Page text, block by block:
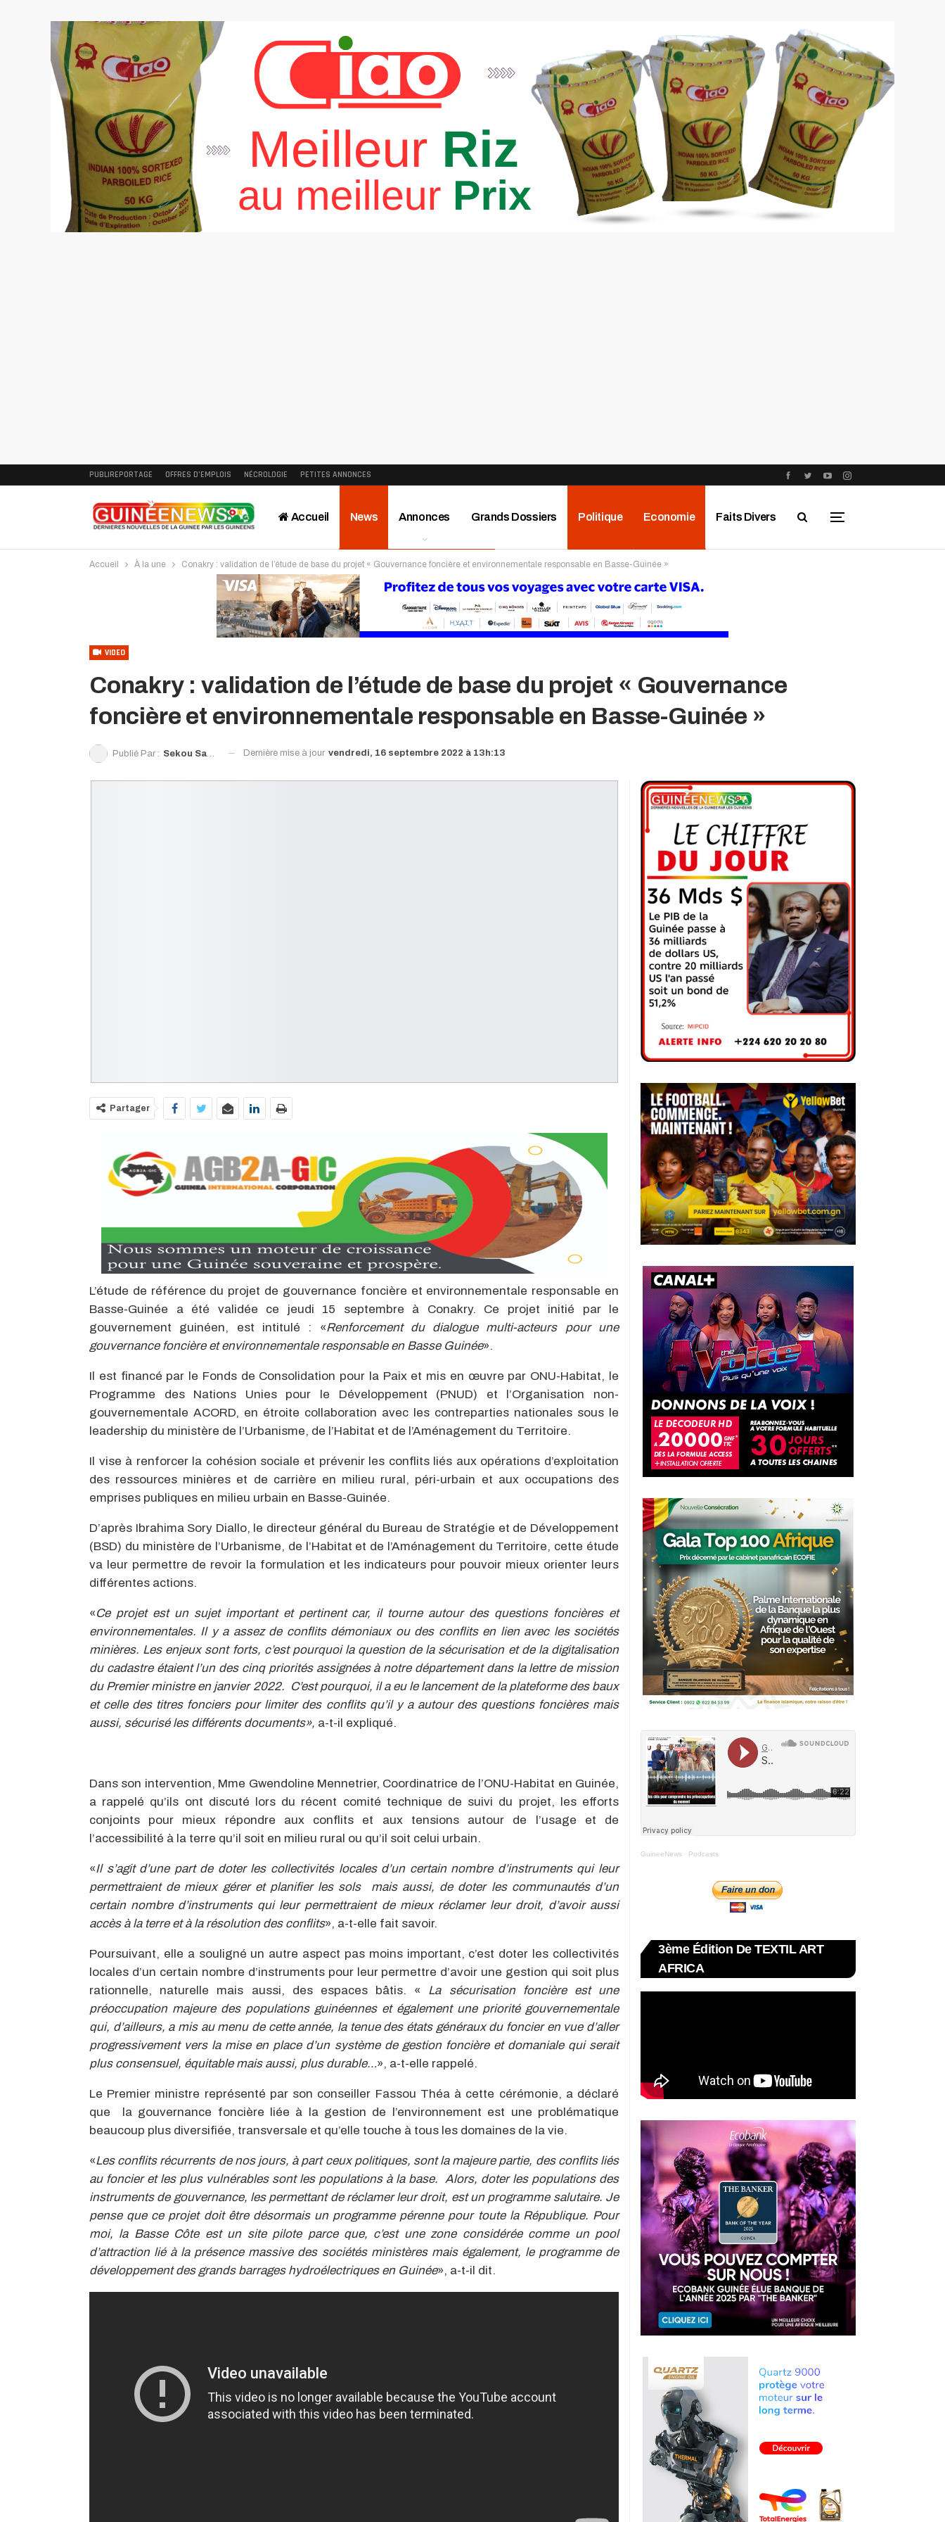
PUBLIREPORTAGE OFFRES D’EMPLOIS NÉCROLOGIE PETITES ANNONCES
Accueil News Annonces Grands Dossiers Politique Economie Faits Divers
Interviews Publireportage Région
Accueil À la une Conakry : validation de l’étude de base du projet « Gouvernance foncière et environnementale responsable en Basse-Guinée »
VIDEO
Conakry : validation de l’étude de base du projet « Gouvernance
foncière et environnementale responsable en Basse-Guinée »
Publié Par : Sekou Sanoh Dernière mise à jour vendredi, 16 septembre 2022 à 13h:13
Partager
L’étude de référence du projet de gouvernance foncière et environnementale responsable en
Basse-Guinée a été validée ce jeudi 15 septembre à Conakry. Ce projet initié par le
gouvernement guinéen, est intitulé : «Renforcement du dialogue multi-acteurs pour une
gouvernance foncière et environnementale responsable en Basse Guinée».
Il est financé par le Fonds de Consolidation pour la Paix et mis en œuvre par ONU-Habitat, le
Programme des Nations Unies pour le Développement (PNUD) et l’Organisation non-
gouvernementale ACORD, en étroite collaboration avec les contreparties nationales sous le
leadership du ministère de l’Urbanisme, de l’Habitat et de l’Aménagement du Territoire.
Il vise à renforcer la cohésion sociale et prévenir les conflits liés aux opérations d’exploitation
des ressources minières et de carrière en milieu rural, péri-urbain et aux occupations des
emprises publiques en milieu urbain en Basse-Guinée.
D’après Ibrahima Sory Diallo, le directeur général du Bureau de Stratégie et de Développement
(BSD) du ministère de l’Urbanisme, de l’Habitat et de l’Aménagement du Territoire, cette étude
va leur permettre de revoir la formulation et les indicateurs pour pouvoir mieux orienter leurs
différentes actions.
«Ce projet est un sujet important et pertinent car, il tourne autour des questions foncières et
environnementales. Il y a assez de conflits démoniaux ou des conflits en lien avec les sociétés
minières. Les enjeux sont forts, c’est pourquoi la question de la sécurisation et de la digitalisation
du cadastre étaient l’un des cinq priorités assignées à notre département dans la lettre de mission
du Premier ministre en janvier 2022. C’est pourquoi, il a eu le lancement de la plateforme des baux
et celle des titres fonciers pour limiter des conflits qu’il y a autour des questions foncières mais
aussi, sécurisé les différents documents», a-t-il expliqué.
Dans son intervention, Mme Gwendoline Mennetrier, Coordinatrice de l’ONU-Habitat en Guinée,
a rappelé qu’ils ont discuté lors du récent comité technique de suivi du projet, les efforts
conjoints pour mieux répondre aux conflits et aux tensions autour de l’usage et de
l’accessibilité à la terre qu’il soit en milieu rural ou qu’il soit celui urbain.
«Il s’agit d’une part de doter les collectivités locales d’un certain nombre d’instruments qui leur
permettraient de mieux gérer et planifier les sols mais aussi, de doter les communautés d’un
certain nombre d’instruments qui leur permettraient de mieux réclamer leur droit, d’avoir aussi
accès à la terre et à la résolution des conflits», a-t-elle fait savoir.
Poursuivant, elle a souligné un autre aspect pas moins important, c’est doter les collectivités
locales d’un certain nombre d’instruments pour leur permettre d’avoir une gestion qui soit plus
rationnelle, naturelle mais aussi, des espaces bâtis. « La sécurisation foncière est une
préoccupation majeure des populations guinéennes et également une priorité gouvernementale
qui, d’ailleurs, a mis au menu de cette année, la tenue des états généraux du foncier en vue d’aller
progressivement vers la mise en place d’un système de gestion foncière et domaniale qui serait
plus consensuel, équitable mais aussi, plus durable…», a-t-elle rappelé.
Le Premier ministre représenté par son conseiller Fassou Théa à cette cérémonie, a déclaré
que la gouvernance foncière liée à la gestion de l’environnement est une problématique
beaucoup plus diversifiée, transversale et qu’elle touche à tous les domaines de la vie.
«Les conflits récurrents de nos jours, à part ceux politiques, sont la majeure partie, des conflits liés
au foncier et les plus vulnérables sont les populations à la base. Alors, doter les populations des
instruments de gouvernance, les permettant de réclamer leur droit, est un programme salutaire. Je
pense que ce projet doit être désormais un programme pérenne pour toute la République. Pour
moi, la Basse Côte est un site pilote parce que, c’est une zone considérée comme un pool
d’attraction lié à la présence massive des sociétés ministères mais également, le programme de
développement des grands barrages hydroélectriques en Guinée», a-t-il dit.
GuineeNews · Podcasts
3ème Édition De TEXTIL ART
AFRICA